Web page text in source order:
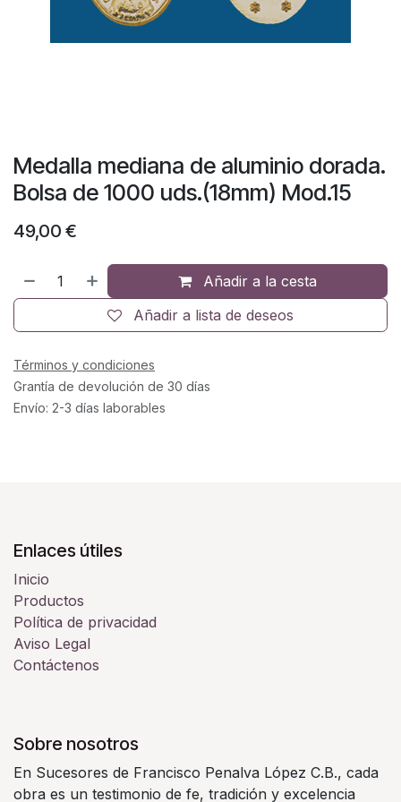
Medalla mediana de aluminio dorada.
Bolsa de 1000 uds.(18mm) Mod.15
49,00 €
Añadir a la cesta
Añadir a lista de deseos
Términos y condiciones
Grantía de devolución de 30 días
Envío: 2-3 días laborables
Enlaces útiles
Inicio
Productos
Política de privacidad
Aviso Legal
Contáctenos
Sobre nosotros
En Sucesores de Francisco Penalva López C.B., cada
obra es un testimonio de fe, tradición y excelencia